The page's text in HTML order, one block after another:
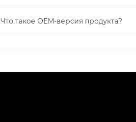
Что такое ОЕМ-версия продукта?